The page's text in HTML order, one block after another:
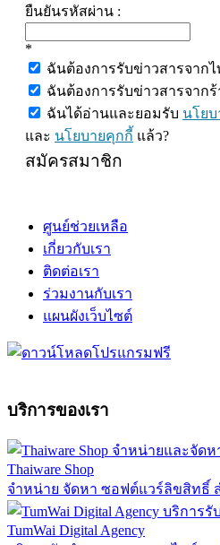
ยืนยันรหัสผ่าน :
*
ฉันต้องการรับข่าวสารจากไ
ฉันต้องการรับข่าวสารจาก
ฉันได้อ่านและยอมรับ นโย
และ นโยบายคุกกี้ แล้ว?
สมัครสมาชิก
ศูนย์ช่วยเหลือ
เกี่ยวกับเรา
ติดต่อเรา
ร่วมงานกับเรา
แผนผังเว็บไซต์
บริการของเรา
Thaiware Shop
จำหน่าย จัดหา ซอฟต์แวร์ลิขสิทธิ์
TumWai Digital Agency